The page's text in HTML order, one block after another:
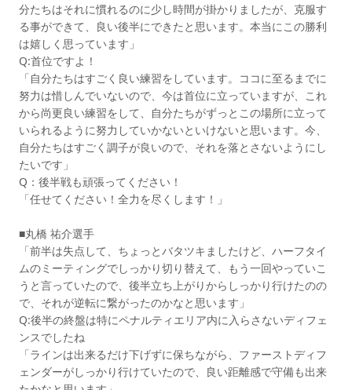
分たちはそれに慣れるのに少し時間が掛かりましたが、克服す
る事ができて、良い後半にできたと思います。本当にこの勝利
は嬉しく思っています」
Q:首位ですよ！
「自分たちはすごく良い練習をしています。ココに至るまでに
努力は惜しんでいないので、今は首位に立っていますが、これ
から尚更良い練習をして、自分たちがずっとこの場所に立って
いられるように努力していかないといけないと思います。今、
自分たちはすごく調子が良いので、それを落とさないようにし
たいです」
Q：後半戦も頑張ってください！
「任せてください！全力を尽くします！」
■丸橋 祐介選手
「前半は失点して、ちょっとバタツキましたけど、ハーフタイ
ムのミーティングでしっかり切り替えて、もう一回やっていこ
うと言っていたので、後半立ち上がりからしっかり行けたのの
で、それが逆転に繋がったのかなと思います」
Q:後半の終盤は特にペナルティエリア内に入らさないディフェ
ンスでしたね
「ラインは出来るだけ下げずに保ちながら、ファーストディフ
ェンダーがしっかり行けていたので、良い距離感で守備も出来